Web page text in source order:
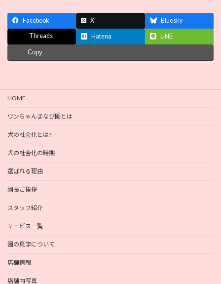
Facebook X Bluesky
Threads Hatena LINE
Copy
HOME
ワンちゃんまなび園とは
犬の社会化とは?
犬の社会化の時期
選ばれる理由
園長ご挨拶
スタッフ紹介
サービス一覧
園の見学について
店舗情報
店舗内写真